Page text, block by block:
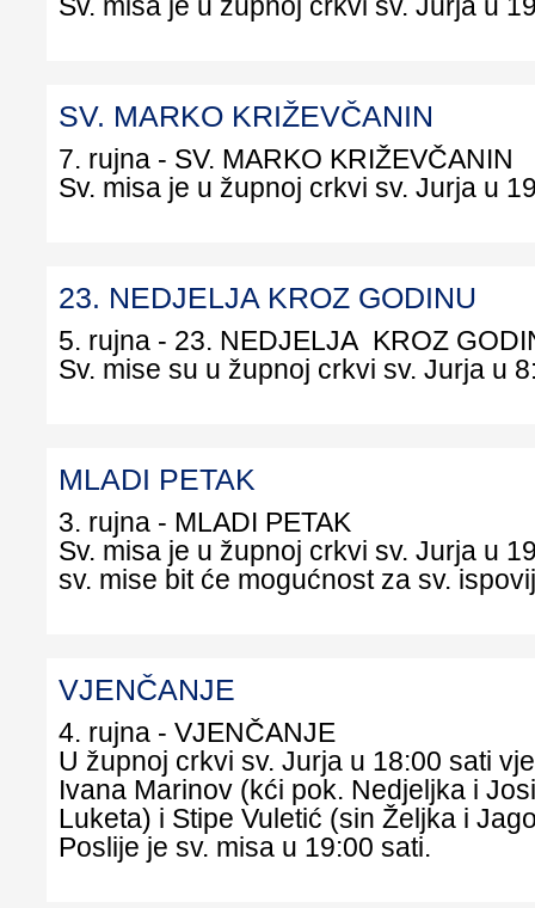
SV. MARKO KRIŽEVČANIN
7. rujna - SV. MARKO KRIŽEVČANIN
Sv. misa je u župnoj crkvi sv. Jurja u
23. NEDJELJA KROZ GODINU
5. rujna - 23. NEDJELJA KROZ
Sv. mise su u župnoj crkvi sv. Jurja u
MLADI PETAK
3. rujna - MLADI PETAK
Sv. misa je u župnoj crkvi sv. Jurja u
sv. mise bit će mogućnost za sv.
VJENČANJE
4. rujna - VJENČANJE
U župnoj crkvi sv. Jurja u 18:00 sati
Ivana Marinov (kći pok. Nedjeljka i
Luketa) i Stipe Vuletić (sin Željka i
Poslije je sv. misa u 19:00 sati.